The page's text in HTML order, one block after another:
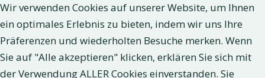
Wir verwenden Cookies auf unserer Website, um Ihnen
ein optimales Erlebnis zu bieten, indem wir uns Ihre
Präferenzen und wiederholten Besuche merken. Wenn
Sie auf "Alle akzeptieren" klicken, erklären Sie sich mit
der Verwendung ALLER Cookies einverstanden. Sie